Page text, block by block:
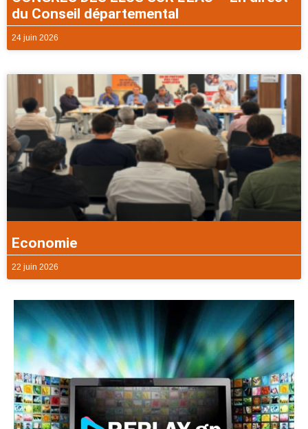
du Conseil départemental
24 juin 2026
Economie
22 juin 2026